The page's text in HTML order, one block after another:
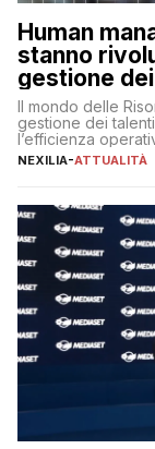
Human
stanno
gestione
Il mondo delle
gestione dei
l’efficienza
lavoro, d’altra
NEXILIA-ATTUALITÀ